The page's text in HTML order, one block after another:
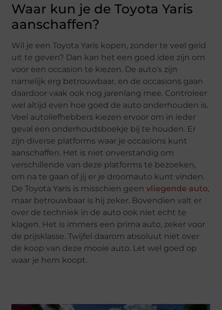
Waar kun je de Toyota Yaris
aanschaffen?
Wil je een Toyota Yaris kopen, zonder te veel geld
uit te geven? Dan kan het een goed idee zijn om
voor een occasion te kiezen. De auto’s zijn
namelijk erg betrouwbaar, en de occasions gaan
daardoor vaak ook nog jarenlang mee. Controleer
wel altijd even hoe goed de auto onderhouden is.
Veel autoliefhebbers kiezen ervoor om in ieder
geval een onderhoudsboekje bij te houden. Er
zijn diverse platforms waar je occasions kunt
aanschaffen. Het is niet onverstandig om
verschillende van deze platforms te bezoeken,
om na te gaan of jij er je droomauto kunt vinden.
De Toyota Yaris is misschien geenvliegende auto,
maar betrouwbaar is hij zeker. Bovendien valt er
over de techniek in de auto ook niet echt te
klagen. Het is immers een prima auto, zeker voor
de prijsklasse. Twijfel daarom absoluut niet over
de koop van deze mooie auto. Let wel goed op
waar je hem koopt.